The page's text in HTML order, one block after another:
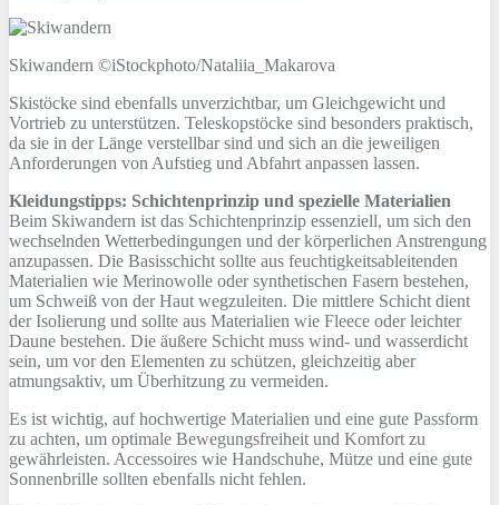
Skiwandern ©iStockphoto/Nataliia_Makarova
Skistöcke sind ebenfalls unverzichtbar, um Gleichgewicht und
Vortrieb zu unterstützen. Teleskopstöcke sind besonders praktisch,
da sie in der Länge verstellbar sind und sich an die jeweiligen
Anforderungen von Aufstieg und Abfahrt anpassen lassen.
Kleidungstipps: Schichtenprinzip und spezielle Materialien
Beim Skiwandern ist das Schichtenprinzip essenziell, um sich den
wechselnden Wetterbedingungen und der körperlichen Anstrengung
anzupassen. Die Basisschicht sollte aus feuchtigkeitsableitenden
Materialien wie Merinowolle oder synthetischen Fasern bestehen,
um Schweiß von der Haut wegzuleiten. Die mittlere Schicht dient
der Isolierung und sollte aus Materialien wie Fleece oder leichter
Daune bestehen. Die äußere Schicht muss wind- und wasserdicht
sein, um vor den Elementen zu schützen, gleichzeitig aber
atmungsaktiv, um Überhitzung zu vermeiden.
Es ist wichtig, auf hochwertige Materialien und eine gute Passform
zu achten, um optimale Bewegungsfreiheit und Komfort zu
gewährleisten. Accessoires wie Handschuhe, Mütze und eine gute
Sonnenbrille sollten ebenfalls nicht fehlen.